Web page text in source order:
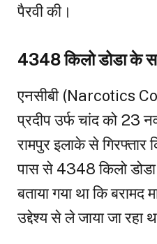
पैरवी की।
4348 किलो डोडा के
एनसीबी (Narcotics
प्रदीप उर्फ चांद को 23
रामपुर इलाके से
पास से 4348 किलो डोडा
बताया गया था कि बरामद
उद्देश्य से ले जाया जा रहा